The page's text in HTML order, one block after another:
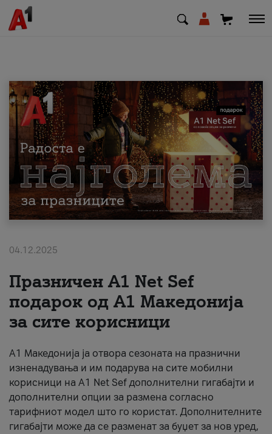
МК EN SQ
Приватни Деловни
Поддршка
Надополни кредит
За нас
#ПодобарОнлајн
04.12.2025
Празничен A1 Net Sеf
подарок од А1 Македонија
за сите корисници
А1 Македонија ја отвора сезоната на празнични
изненадувања и им подарува на сите мобилни
корисници на A1 Net Sef дополнителни гигабајти и
дополнителни опции за размена согласно
тарифниот модел што го користат. Дополнителните
гигабајти може да се разменат за буџет за нов уред,